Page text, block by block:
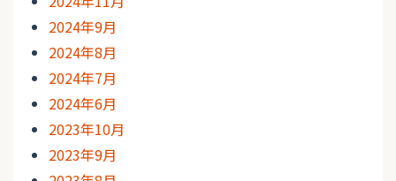
2024年9月
2024年8月
2024年7月
2024年6月
2023年10月
2023年9月